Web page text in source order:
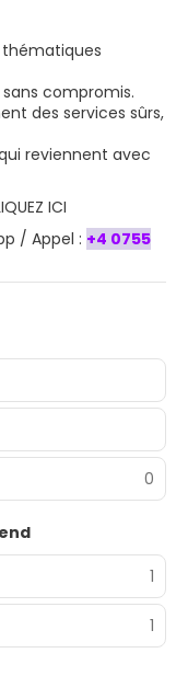
thématiques
compromis.
des services sûrs,
reviennent avec
ICI
/ Appel : +4 0755
0
1
1